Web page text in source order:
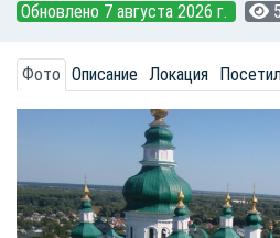
Обновлено 7 августа 2026 г.
Фото Описание Локация